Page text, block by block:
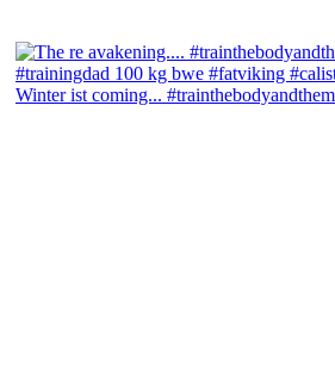
Winter ist coming...